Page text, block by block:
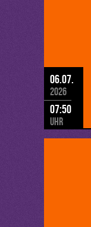
06.07.
2026
07:50
Uhr